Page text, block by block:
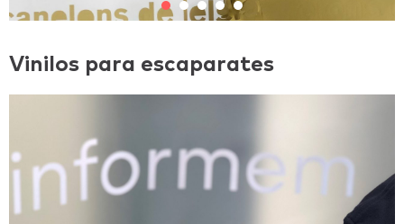
Vinilos para escaparates